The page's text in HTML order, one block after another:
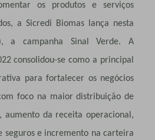
os produtos e serviços
a Sicredi Biomas lança nesta
a campanha Sinal Verde. A
consolidou-se como a principal
para fortalecer os negócios
foco na maior distribuição de
aumento da receita operacional,
seguros e incremento na carteira